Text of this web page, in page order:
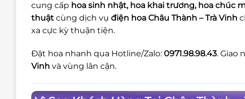
cung cấp hoa sinh nhật, hoa khai trương, hoa chúc
thuật cùng dịch vụ điện hoa Châu Thành – Trà Vinh
xa cực kỳ thuận tiện.
Đặt hoa nhanh qua Hotline/Zalo: 0971.98.98.43. Giao
Vinh và vùng lân cận.